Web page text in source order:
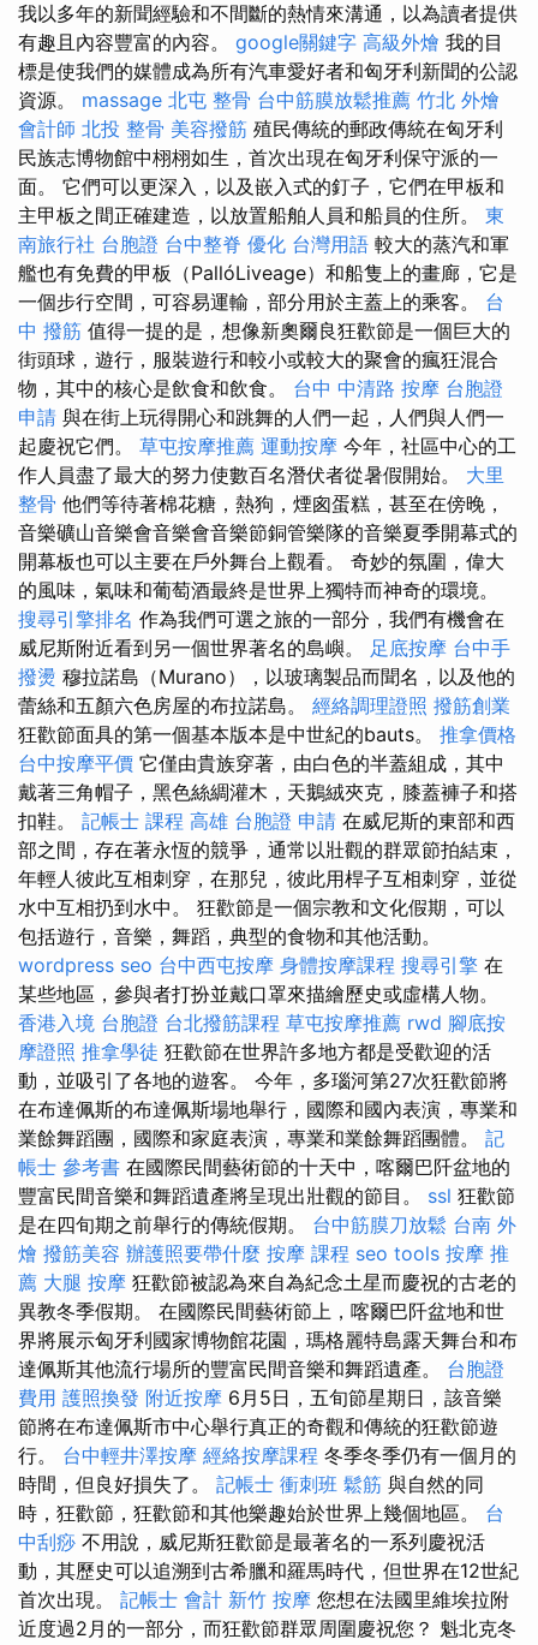
我以多年的新聞經驗和不間斷的熱情來溝通，以為讀者提供
有趣且內容豐富的內容。 google關鍵字 高級外燴 我的目
標是使我們的媒體成為所有汽車愛好者和匈牙利新聞的公認
資源。 massage 北屯 整骨 台中筋膜放鬆推薦 竹北 外燴
會計師 北投 整骨 美容撥筋 殖民傳統的郵政傳統在匈牙利
民族志博物館中栩栩如生，首次出現在匈牙利保守派的一
面。 它們可以更深入，以及嵌入式的釘子，它們在甲板和
主甲板之間正確建造，以放置船舶人員和船員的住所。 東
南旅行社 台胞證 台中整脊 優化 台灣用語 較大的蒸汽和軍
艦也有免費的甲板（PallóLiveage）和船隻上的畫廊，它是
一個步行空間，可容易運輸，部分用於主蓋上的乘客。 台
中 撥筋 值得一提的是，想像新奧爾良狂歡節是一個巨大的
街頭球，遊行，服裝遊行和較小或較大的聚會的瘋狂混合
物，其中的核心是飲食和飲食。 台中 中清路 按摩 台胞證
申請 與在街上玩得開心和跳舞的人們一起，人們與人們一
起慶祝它們。 草屯按摩推薦 運動按摩 今年，社區中心的工
作人員盡了最大的努力使數百名潛伏者從暑假開始。 大里
整骨 他們等待著棉花糖，熱狗，煙囪蛋糕，甚至在傍晚，
音樂礦山音樂會音樂會音樂節銅管樂隊的音樂夏季開幕式的
開幕板也可以主要在戶外舞台上觀看。 奇妙的氛圍，偉大
的風味，氣味和葡萄酒最終是世界上獨特而神奇的環境。
搜尋引擎排名 作為我們可選之旅的一部分，我們有機會在
威尼斯附近看到另一個世界著名的島嶼。 足底按摩 台中手
撥燙 穆拉諾島（Murano），以玻璃製品而聞名，以及他的
蕾絲和五顏六色房屋的布拉諾島。 經絡調理證照 撥筋創業
狂歡節面具的第一個基本版本是中世紀的bauts。 推拿價格
台中按摩平價 它僅由貴族穿著，由白色的半蓋組成，其中
戴著三角帽子，黑色絲綢灌木，天鵝絨夾克，膝蓋褲子和搭
扣鞋。 記帳士 課程 高雄 台胞證 申請 在威尼斯的東部和西
部之間，存在著永恆的競爭，通常以壯觀的群眾節拍結束，
年輕人彼此互相刺穿，在那兒，彼此用桿子互相刺穿，並從
水中互相扔到水中。 狂歡節是一個宗教和文化假期，可以
包括遊行，音樂，舞蹈，典型的食物和其他活動。
wordpress seo 台中西屯按摩 身體按摩課程 搜尋引擎 在
某些地區，參與者打扮並戴口罩來描繪歷史或虛構人物。
香港入境 台胞證 台北撥筋課程 草屯按摩推薦 rwd 腳底按
摩證照 推拿學徒 狂歡節在世界許多地方都是受歡迎的活
動，並吸引了各地的遊客。 今年，多瑙河第27次狂歡節將
在布達佩斯的布達佩斯場地舉行，國際和國內表演，專業和
業餘舞蹈團，國際和家庭表演，專業和業餘舞蹈團體。 記
帳士 參考書 在國際民間藝術節的十天中，喀爾巴阡盆地的
豐富民間音樂和舞蹈遺產將呈現出壯觀的節目。 ssl 狂歡節
是在四旬期之前舉行的傳統假期。 台中筋膜刀放鬆 台南 外
燴 撥筋美容 辦護照要帶什麼 按摩 課程 seo tools 按摩 推
薦 大腿 按摩 狂歡節被認為來自為紀念土星而慶祝的古老的
異教冬季假期。 在國際民間藝術節上，喀爾巴阡盆地和世
界將展示匈牙利國家博物館花園，瑪格麗特島露天舞台和布
達佩斯其他流行場所的豐富民間音樂和舞蹈遺產。 台胞證
費用 護照換發 附近按摩 6月5日，五旬節星期日，該音樂
節將在布達佩斯市中心舉行真正的奇觀和傳統的狂歡節遊
行。 台中輕井澤按摩 經絡按摩課程 冬季冬季仍有一個月的
時間，但良好損失了。 記帳士 衝刺班 鬆筋 與自然的同
時，狂歡節，狂歡節和其他樂趣始於世界上幾個地區。 台
中刮痧 不用說，威尼斯狂歡節是最著名的一系列慶祝活
動，其歷史可以追溯到古希臘和羅馬時代，但世界在12世紀
首次出現。 記帳士 會計 新竹 按摩 您想在法國里維埃拉附
近度過2月的一部分，而狂歡節群眾周圍慶祝您？ 魁北克冬